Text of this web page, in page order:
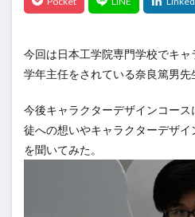
今回は日本工学院専門学校でキ
学年主任をされている奈良篤男先
今後キャラクターデザインコー
徒への想いやキャラクターデザ
を聞いてみた。